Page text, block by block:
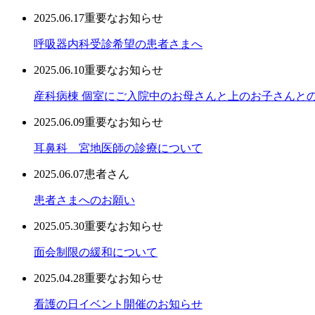
2025.06.17重要なお知らせ
呼吸器内科受診希望の患者さまへ
2025.06.10重要なお知らせ
産科病棟 個室にご入院中のお母さんと上のお子さんと
2025.06.09重要なお知らせ
耳鼻科 宮地医師の診療について
2025.06.07患者さん
患者さまへのお願い
2025.05.30重要なお知らせ
面会制限の緩和について
2025.04.28重要なお知らせ
看護の日イベント開催のお知らせ